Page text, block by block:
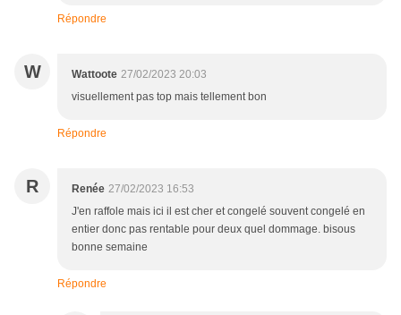
Répondre
W Wattoote 27/02/2023 20:03
visuellement pas top mais tellement bon
Répondre
R Renée 27/02/2023 16:53
J'en raffole mais ici il est cher et congelé souvent congelé en
entier donc pas rentable pour deux quel dommage. bisous
bonne semaine
Répondre